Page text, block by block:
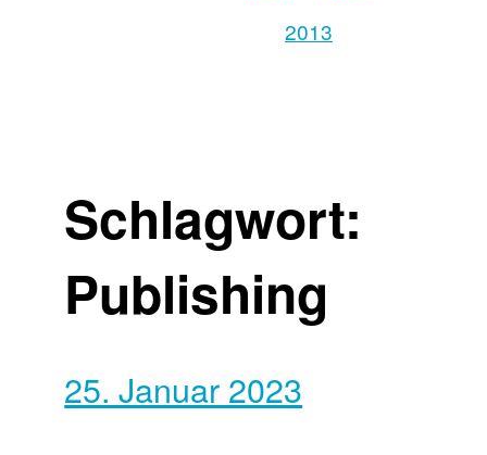
2013
Schlagwort:
Publishing
25. Januar 2023